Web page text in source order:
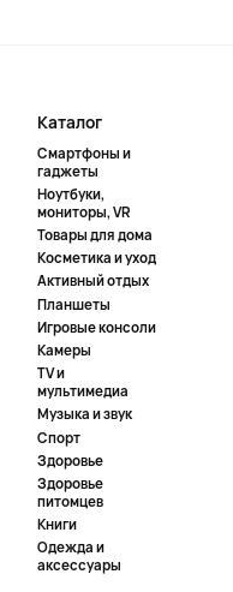
Каталог
Смартфоны и
гаджеты
Ноутбуки,
мониторы, VR
Товары для дома
Косметика и уход
Активный отдых
Планшеты
Игровые консоли
Камеры
TV и
мультимедиа
Музыка и звук
Спорт
Здоровье
Здоровье
питомцев
Книги
Одежда и
аксессуары